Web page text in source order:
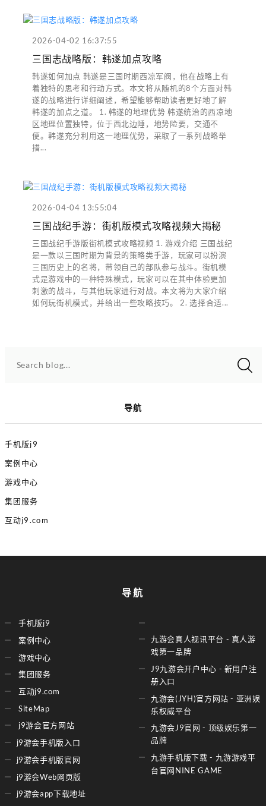
2026-04-02 16:37:55
三国志战略版：韩遂加点攻略
韩遂如何加点 韩遂是三国时期西凉军阀，他在战略上有
着独特的思考和行动方式。本文将从随机的8个方面对韩
遂的战略进行详细阐述，希望能够帮助读者更好地了解
韩遂的加点之道。 1. 韩遂的地理优势 韩遂统治的西凉地
区地理位置独特，位于西北边陲，地势险要，交通不
便。韩遂充分利用这一地理优势，采取了一系列战略举
措...
2026-04-04 13:55:04
三国战纪手游：街机版模式攻略视频大揭秘
三国战纪手游版街机模式攻略视频 1. 游戏介绍 三国战纪
是一款以三国时期为背景的策略类手游，玩家可以扮演
三国历史上的名将，带领自己的部队参与战斗。街机模
式是游戏中的一种特殊模式，玩家可以在其中体验更加
刺激的战斗，与其他玩家进行对战。本文将为大家介绍
如何玩街机模式，并给出一些攻略技巧。 2. 选择合适...
Search blog...
导航
手机版j9
案例中心
游戏中心
集团服务
互动j9.com
导航
手机版j9
案例中心
游戏中心
集团服务
互动j9.com
SiteMap
j9游会官方网站
j9游会手机版入口
j9游会手机版官网
j9游会Web网页版
j9游会app下载地址
九游会真人视讯平台 - 真人游
戏第一品牌
J9九游会开户中心 - 新用户注
册入口
九游会(JYH)官方网站 - 亚洲娱
乐权威平台
九游会J9官网 - 顶级娱乐第一
品牌
九游手机版下载 - 九游游戏平
台官网NINE GAME